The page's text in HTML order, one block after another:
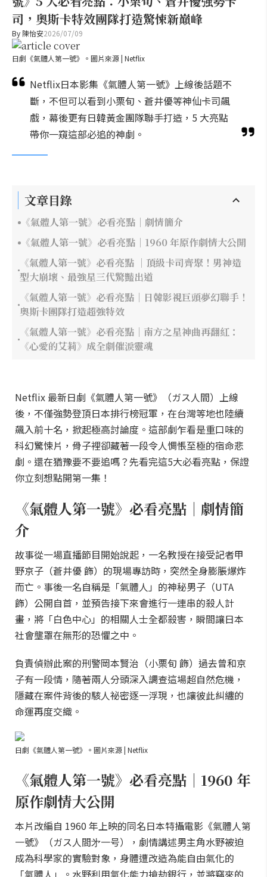
司，奧斯卡特效團隊打造驚悚新巔峰
By 陳怡安2026/07/09
日劇《氣體人第一號》。圖片來源 | Netflix
Netflix日本影集《氣體人第一號》上線後話題不
斷，不但可以看到小栗旬、蒼井優等神仙卡司飆
戲，幕後更有日韓黃金團隊聯手打造，5 大亮點
帶你一窺這部必追的神劇。
文章目錄
《氣體人第一號》必看亮點｜劇情簡介
《氣體人第一號》必看亮點｜1960 年原作劇情大公開
《氣體人第一號》必看亮點 ｜頂級卡司齊聚！男神造
型大崩壞、最強星三代驚豔出道
《氣體人第一號》必看亮點｜日韓影視巨頭夢幻聯手！
奧斯卡團隊打造超強特效
《氣體人第一號》必看亮點｜南方之星神曲再翻紅：
《心愛的艾莉》成全劇催淚靈魂
Netflix 最新日劇《氣體人第一號》（ガス人間）上線
後，不僅強勢登頂日本排行榜冠軍，在台灣等地也陸續
飆入前十名，掀起極高討論度。這部劇乍看是重口味的
科幻驚悚片，骨子裡卻藏著一段令人惆悵至極的宿命悲
劇。還在猶豫要不要追嗎？先看完這5大必看亮點，保證
你立刻想點開第一集！
《氣體人第一號》必看亮點｜劇情簡
介
故事從一場直播節目開始說起，一名教授在接受記者甲
野京子（蒼井優 飾）的現場專訪時，突然全身膨脹爆炸
而亡。事後一名自稱是「氣體人」的神秘男子（UTA
飾）公開自首，並預告接下來會進行一連串的殺人計
畫，將「白色中心」的相關人士全都殺害，瞬間讓日本
社會壟罩在無形的恐懼之中。
負責偵辦此案的刑警岡本賢治（小栗旬 飾）過去曾和京
子有一段情，隨著兩人分頭深入調查這場超自然危機，
隱藏在案件背後的駭人祕密逐一浮現，也讓彼此糾纏的
命運再度交織。
日劇《氣體人第一號》。圖片來源 | Netflix
《氣體人第一號》必看亮點｜1960 年
原作劇情大公開
本片改編自 1960 年上映的同名日本特攝電影《氣體人第
一號》（ガス人間㐧一号），劇情講述男主角水野被迫
成為科學家的實驗對象，身體遭改造為能自由氣化的
「氣體人」。水野利用氣化能力搶劫銀行，並將竊來的